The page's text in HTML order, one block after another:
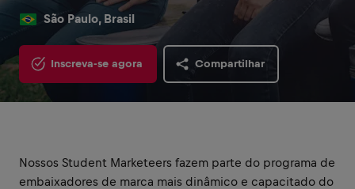
São Paulo, Brasil
Inscreva-se agora Compartilhar
Nossos Student Marketeers fazem parte do programa de
embaixadores de marca mais dinâmico e capacitado do